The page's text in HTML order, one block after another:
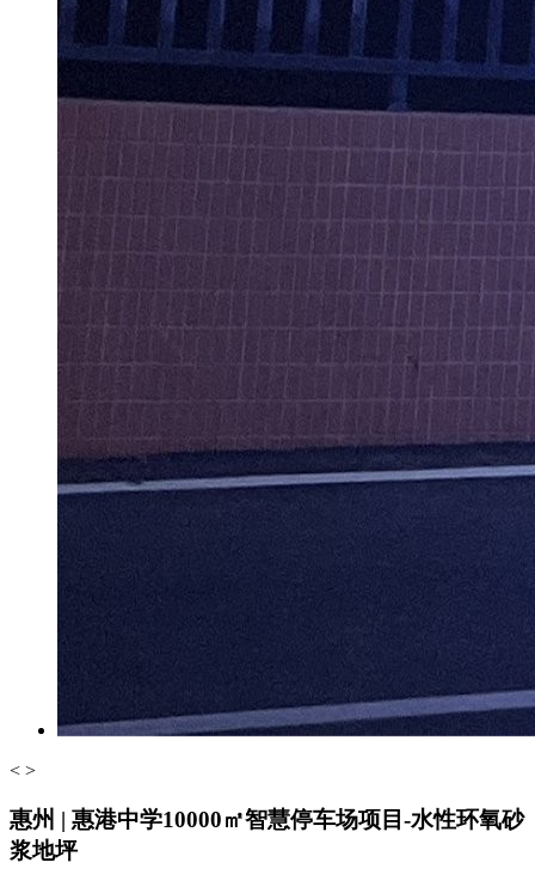
< >
惠州 | 惠港中学10000㎡智慧停车场项目-水性环氧砂
浆地坪